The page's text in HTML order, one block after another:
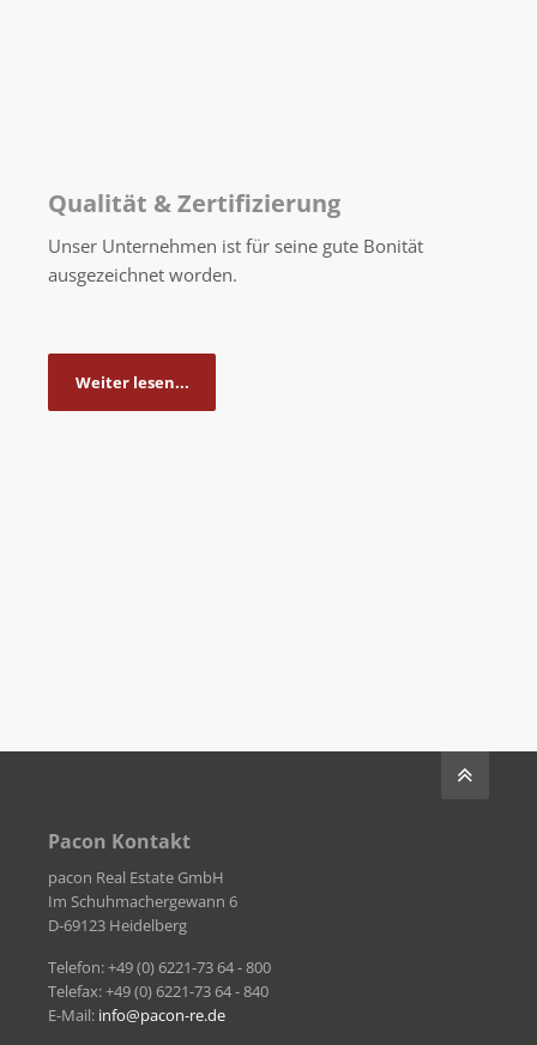
Qualität & Zertifizierung
Unser Unternehmen ist für seine gute Bonität
ausgezeichnet worden.
Weiter lesen...
Pacon Kontakt
pacon Real Estate GmbH
Im Schuhmachergewann 6
D-69123 Heidelberg
Telefon: +49 (0) 6221-73 64 - 800
Telefax: +49 (0) 6221-73 64 - 840
E-Mail: info@pacon-re.de